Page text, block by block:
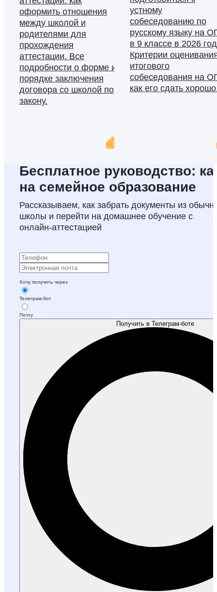
оформить отношения
между школой и
родителями для
прохождения
аттестации. Все
подробности о форме и
порядке заключения
договора со школой по
закону.
устному
собеседованию по
русскому языку на
в 9 классе в 2026
Критерии
итогового
собеседования на
как его сдать
Бесплатное руководство:
на семейное образование
Рассказываем, как забрать документы из
школы и перейти на домашнее обучение с
онлайн‑аттестацией
Хочу получить через
Телеграм-бот
Почту
Получить в Телеграм-боте